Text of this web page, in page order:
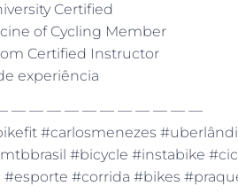
Certified
of Cycling Member
Certified Instructor
experiência
— — — — — — — — — — —
#carlosmenezes
#bicycle #instabike
#corrida #bikes